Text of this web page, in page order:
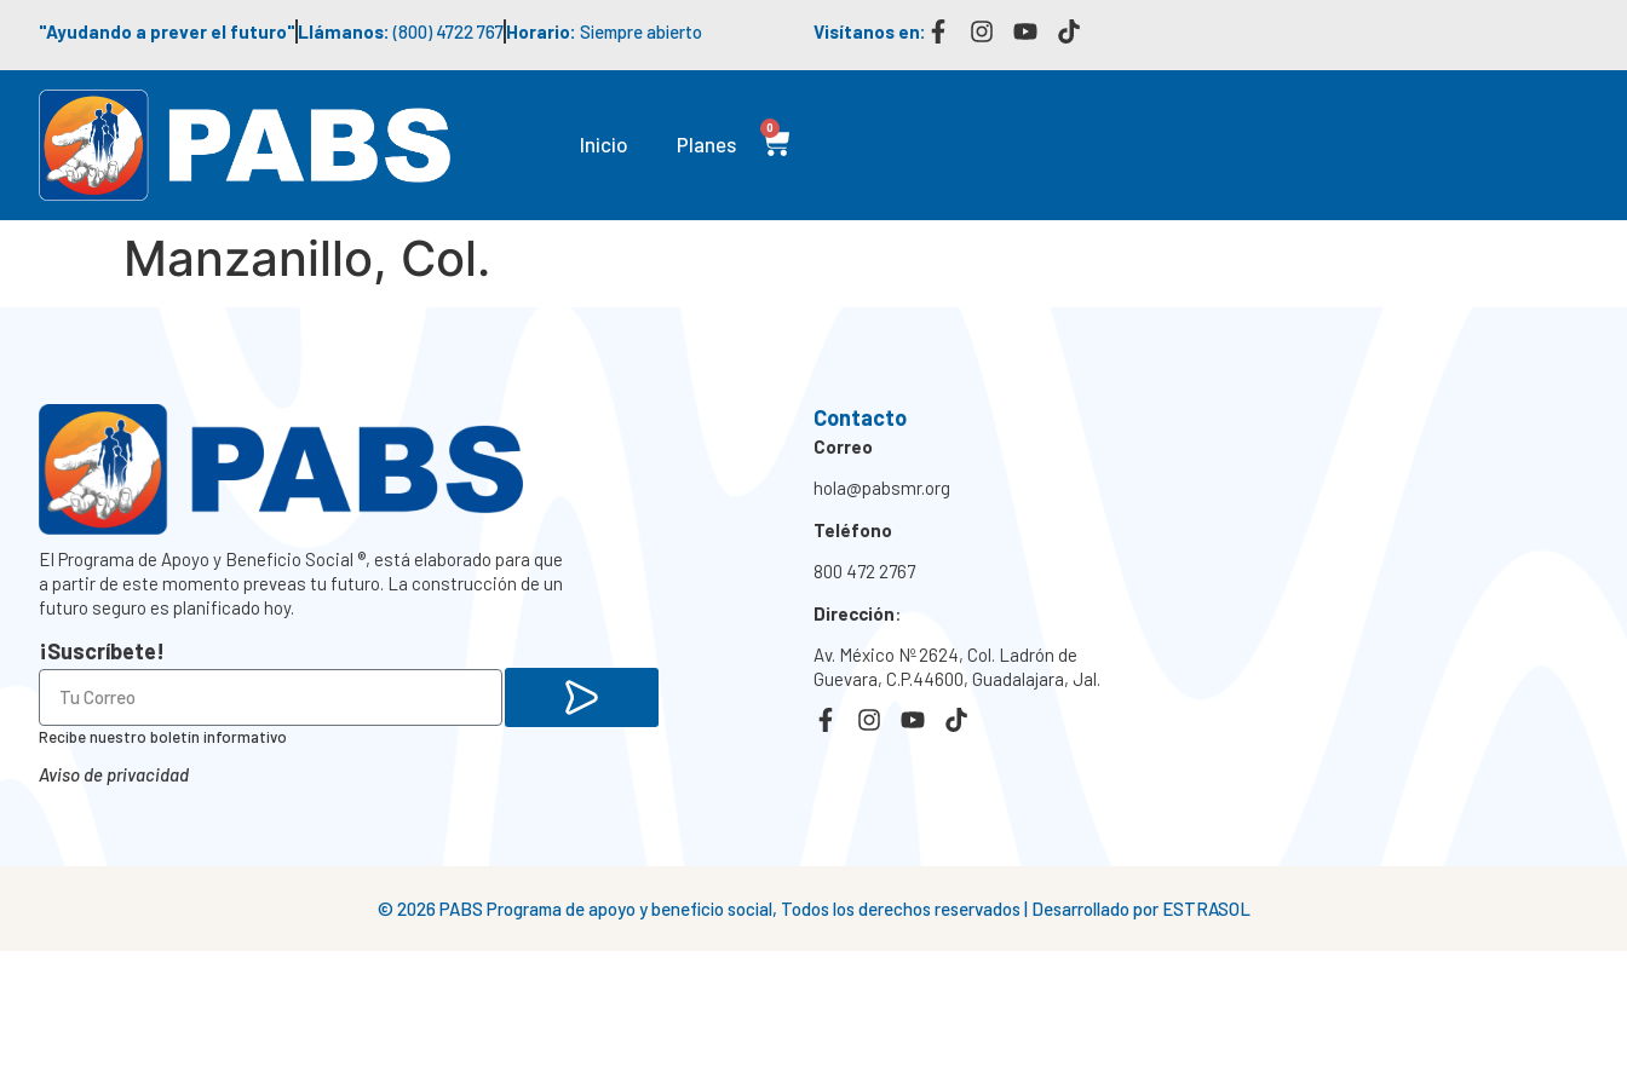
"Ayudando a prever el futuro" Llámanos: (800) 4722 767Horario: Siempre abierto Visítanos en:
Inicio Planes
0
Manzanillo, Col.
El Programa de Apoyo y Beneficio Social ®, está elaborado para que
a partir de este momento preveas tu futuro. La construcción de un
futuro seguro es planificado hoy.
¡Suscríbete!
Recibe nuestro boletín informativo
Aviso de privacidad
Contacto
Correo
hola@pabsmr.org
Teléfono
800 472 2767
Dirección:
Av. México Nº 2624, Col. Ladrón de
Guevara, C.P.44600, Guadalajara, Jal.
© 2026 PABS Programa de apoyo y beneficio social, Todos los derechos reservados | Desarrollado por ESTRASOL